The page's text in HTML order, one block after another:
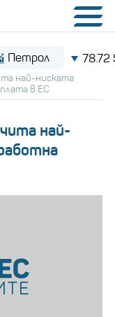
78.72 $/
най-ниската
в ЕС
най-